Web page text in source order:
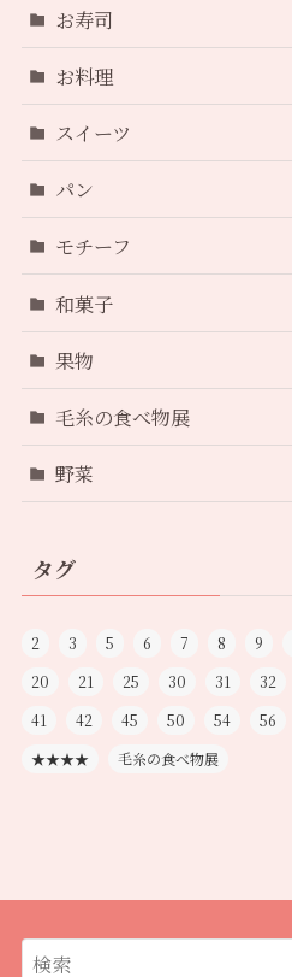
お寿司
お料理
スイーツ
パン
モチーフ
和菓子
果物
毛糸の食べ物展
野菜
タグ
2 3 5 6 7 8 9
20
21 25 30 31 32
41
42 45 50 54 56
★★★★
毛糸の食べ物展